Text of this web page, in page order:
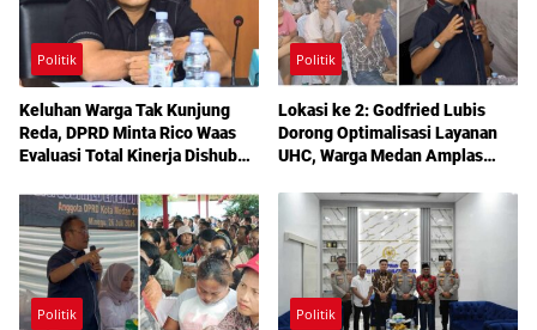
Politik
Keluhan Warga Tak Kunjung
Reda, DPRD Minta Rico Waas
Evaluasi Total Kinerja Dishub
Politik
Lokasi ke 2: Godfried Lubis
Dorong Optimalisasi Layanan
UHC, Warga Medan Amplas
Berobat Gratis Bermodal KTP
Politik Politik